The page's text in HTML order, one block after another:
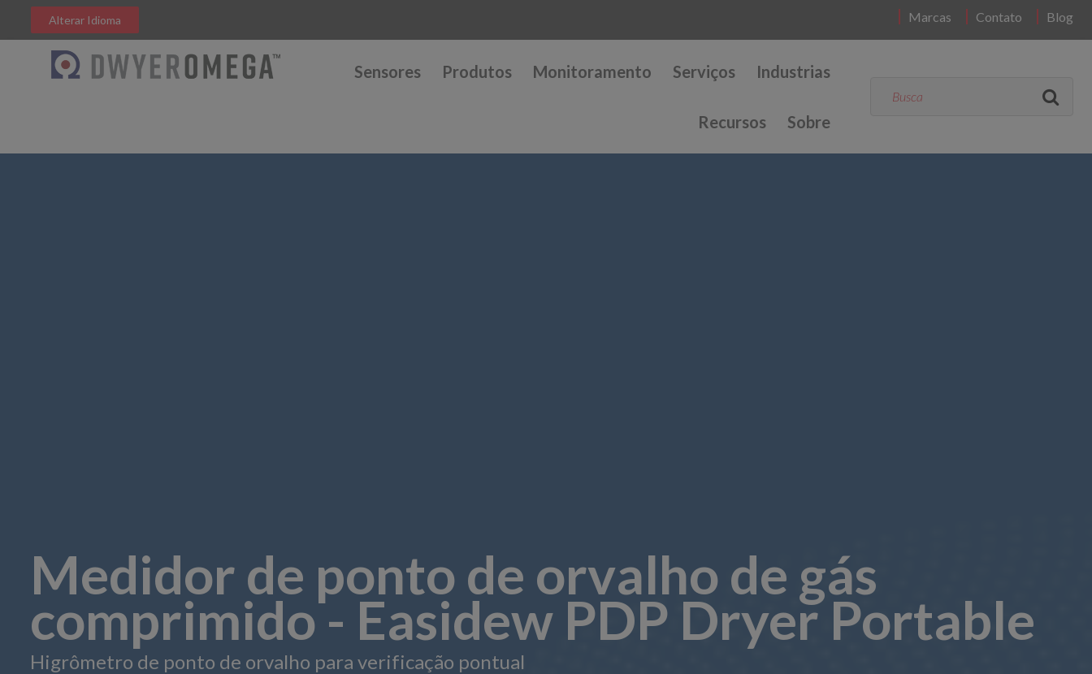
Marcas Contato Blog
Alterar Idioma
Sensores Produtos Monitoramento Serviços Industrias
Recursos Sobre
Medidor de ponto de orvalho de gás
comprimido - Easidew PDP Dryer Portable
Higrômetro de ponto de orvalho para verificação pontual